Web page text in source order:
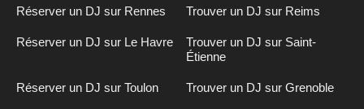
Réserver un DJ sur Rennes Trouver un DJ sur Reims
Réserver un DJ sur Le Havre
Trouver un DJ sur Saint-
Étienne
Réserver un DJ sur Toulon Trouver un DJ sur Grenoble